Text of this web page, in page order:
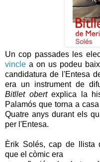
Un cop passades les
vincle a on us podeu
candidatura de l'Entesa
era un instrument de
Bitllet obertexplica la
Palamós que torna a
Quatre anys durant els
per l'Entesa.
Èrik Solés, cap de llista
que el còmic era